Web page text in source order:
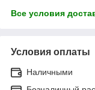
Все условия
Условия оплаты
Наличными